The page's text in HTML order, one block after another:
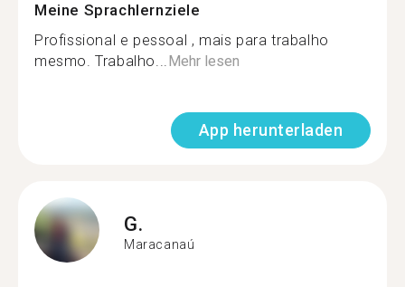
Meine Sprachlernziele
Profissional e pessoal , mais para trabalho
mesmo. Trabalho...Mehr lesen
App herunterladen
G.
Maracanaú